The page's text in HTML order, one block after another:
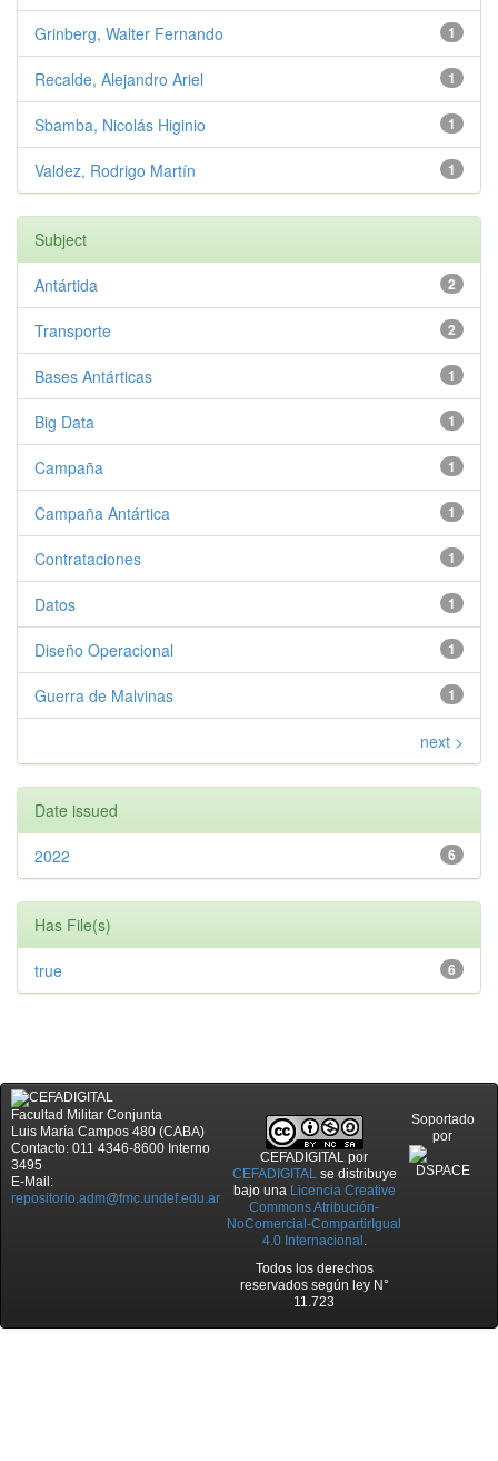
1
Grinberg, Walter Fernando
1
Recalde, Alejandro Ariel
1
Sbamba, Nicolás Higinio
1
Valdez, Rodrigo Martín
Subject
2
Antártida
2
Transporte
1
Bases Antárticas
1
Big Data
1
Campaña
1
Campaña Antártica
1
Contrataciones
1
Datos
1
Diseño Operacional
1
Guerra de Malvinas
next >
Date issued
6
2022
Has File(s)
6
true
Facultad Militar Conjunta
Luis María Campos 480 (CABA)
Contacto: 011 4346-8600 Interno
3495
E-Mail:
repositorio.adm@fmc.undef.edu.ar
CEFADIGITAL por
CEFADIGITALse distribuye
bajo una Licencia Creative
Commons Atribución-
NoComercial-CompartirIgual
4.0 Internacional .
Todos los derechos
reservados según ley N°
11.723
Soportado
por